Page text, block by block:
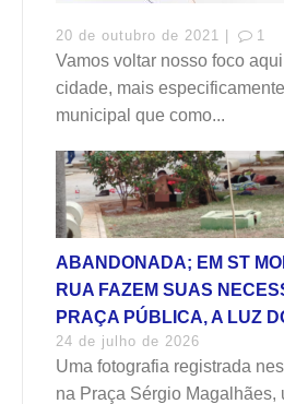
20 de outubro de 2021 | 1
Vamos voltar nosso foco
cidade, mais
municipal que como...
ABANDONADA; EM ST
RUA FAZEM SUAS
PRAÇA PÚBLICA, A LUZ
24 de julho de 2026
Uma fotografia registrada
na Praça Sérgio Magalhães,